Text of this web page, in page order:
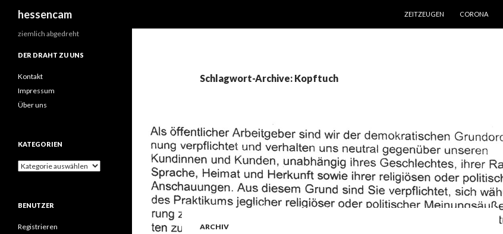
hessencam
ZEITZEUGEN
CORONA
Schlagwort-Archive: Kopftuch
ARCHIV
ziemlich abgedreht
DER DRAHT ZU UNS
Kontakt
Impressum
Über uns
KATEGORIEN
Kategorien
BENUTZER
Registrieren